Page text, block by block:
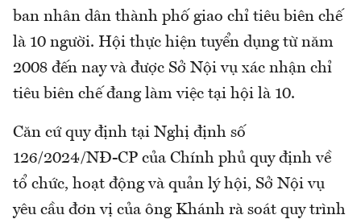
ban nhân dân thành phố giao chỉ tiêu biên chế
là 10 người. Hội thực hiện tuyển dụng từ năm
2008 đến nay và được Sở Nội vụ xác nhận chỉ
tiêu biên chế đang làm việc tại hội là 10.
Căn cứ quy định tại Nghị định số
126/2024/NĐ-CP của Chính phủ quy định về
tổ chức, hoạt động và quản lý hội, Sở Nội vụ
yêu cầu đơn vị của ông Khánh rà soát quy trình